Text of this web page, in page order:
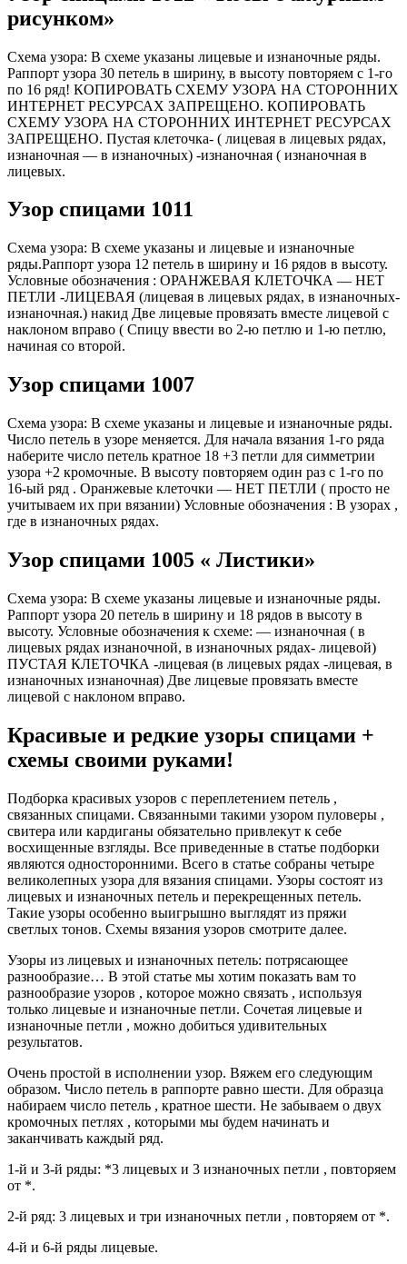
рисунком»
Схема узора: В схеме указаны лицевые и изнаночные ряды.
Раппорт узора 30 петель в ширину, в высоту повторяем с 1-го
по 16 ряд! КОПИРОВАТЬ СХЕМУ УЗОРА НА СТОРОННИХ
ИНТЕРНЕТ РЕСУРСАХ ЗАПРЕЩЕНО. КОПИРОВАТЬ
СХЕМУ УЗОРА НА СТОРОННИХ ИНТЕРНЕТ РЕСУРСАХ
ЗАПРЕЩЕНО. Пустая клеточка- ( лицевая в лицевых рядах,
изнаночная — в изнаночных) -изнаночная ( изнаночная в
лицевых.
Узор спицами 1011
Схема узора: В схеме указаны и лицевые и изнаночные
ряды.Раппорт узора 12 петель в ширину и 16 рядов в высоту.
Условные обозначения : ОРАНЖЕВАЯ КЛЕТОЧКА — НЕТ
ПЕТЛИ -ЛИЦЕВАЯ (лицевая в лицевых рядах, в изнаночных-
изнаночная.) накид Две лицевые провязать вместе лицевой с
наклоном вправо ( Спицу ввести во 2-ю петлю и 1-ю петлю,
начиная со второй.
Узор спицами 1007
Схема узора: В схеме указаны и лицевые и изнаночные ряды.
Число петель в узоре меняется. Для начала вязания 1-го ряда
наберите число петель кратное 18 +3 петли для симметрии
узора +2 кромочные. В высоту повторяем один раз с 1-го по
16-ый ряд . Оранжевые клеточки — НЕТ ПЕТЛИ ( просто не
учитываем их при вязании) Условные обозначения : В узорах ,
где в изнаночных рядах.
Узор спицами 1005 « Листики»
Схема узора: В схеме указаны лицевые и изнаночные ряды.
Раппорт узора 20 петель в ширину и 18 рядов в высоту в
высоту. Условные обозначения к схеме: — изнаночная ( в
лицевых рядах изнаночной, в изнаночных рядах- лицевой)
ПУСТАЯ КЛЕТОЧКА -лицевая (в лицевых рядах -лицевая, в
изнаночных изнаночная) Две лицевые провязать вместе
лицевой с наклоном вправо.
Красивые и редкие узоры спицами +
схемы своими руками!
Подборка красивых узоров с переплетением петель ,
связанных спицами. Связанными такими узором пуловеры ,
свитера или кардиганы обязательно привлекут к себе
восхищенные взгляды. Все приведенные в статье подборки
являются односторонними. Всего в статье собраны четыре
великолепных узора для вязания спицами. Узоры состоят из
лицевых и изнаночных петель и перекрещенных петель.
Такие узоры особенно выигрышно выглядят из пряжи
светлых тонов. Схемы вязания узоров смотрите далее.
Узоры из лицевых и изнаночных петель: потрясающее
разнообразие… В этой статье мы хотим показать вам то
разнообразие узоров , которое можно связать , используя
только лицевые и изнаночные петли. Сочетая лицевые и
изнаночные петли , можно добиться удивительных
результатов.
Очень простой в исполнении узор. Вяжем его следующим
образом. Число петель в раппорте равно шести. Для образца
набираем число петель , кратное шести. Не забываем о двух
кромочных петлях , которыми мы будем начинать и
заканчивать каждый ряд.
1-й и 3-й ряды: *3 лицевых и 3 изнаночных петли , повторяем
от *.
2-й ряд: 3 лицевых и три изнаночных петли , повторяем от *.
4-й и 6-й ряды лицевые.